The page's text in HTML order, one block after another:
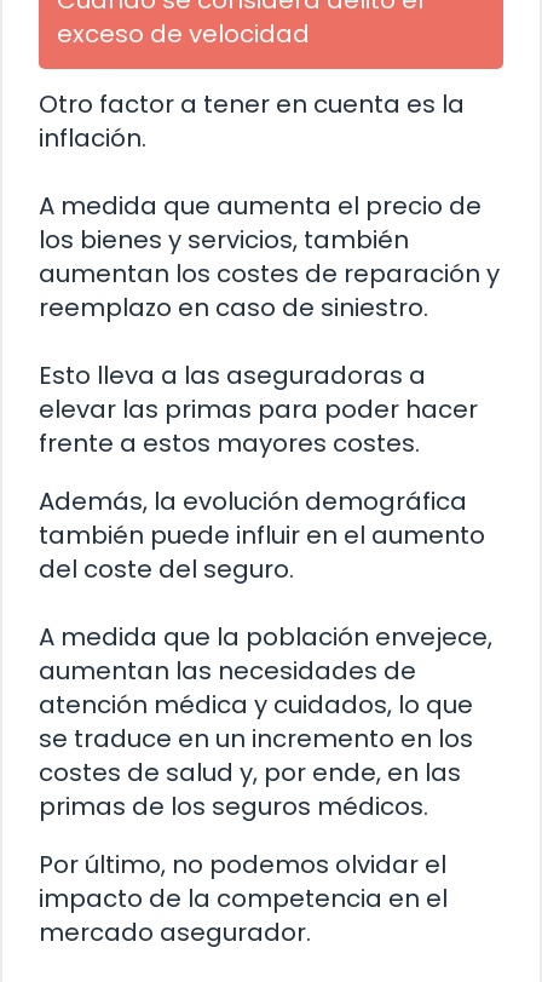
exceso de velocidad
Otro factor a tener en cuenta es la
inflación.
A medida que aumenta el precio de
los bienes y servicios, también
aumentan los costes de reparación y
reemplazo en caso de siniestro.
Esto lleva a las aseguradoras a
elevar las primas para poder hacer
frente a estos mayores costes.
Además, la evolución demográfica
también puede influir en el aumento
del coste del seguro.
A medida que la población envejece,
aumentan las necesidades de
atención médica y cuidados, lo que
se traduce en un incremento en los
costes de salud y, por ende, en las
primas de los seguros médicos.
Por último, no podemos olvidar el
impacto de la competencia en el
mercado asegurador.